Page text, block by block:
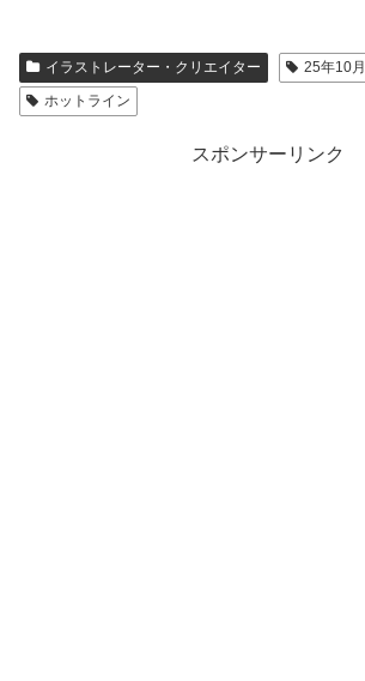
イラストレーター・クリエイター 25年10月
ホットライン
スポンサーリンク